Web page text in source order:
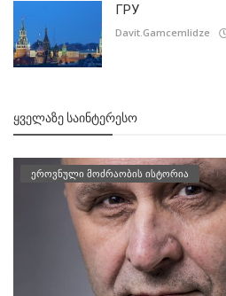
ГРУ
Davit.Gamcemlidze
ᲧᲕᲔᲚᲐᲖᲔ ᲡᲐᲘᲜᲢᲔᲠᲔᲡᲝ
ეროვნული მოძრაობის ისტორია